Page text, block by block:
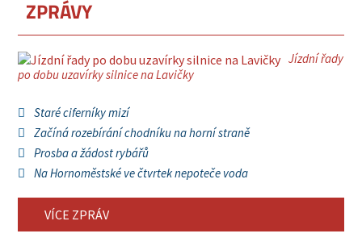
ZPRÁVY
Jízdní řady
po dobu uzavírky silnice na Lavičky
Staré ciferníky mizí
Začíná rozebírání chodníku na horní straně
Prosba a žádost rybářů
Na Hornoměstské ve čtvrtek nepoteče voda
VÍCE ZPRÁV